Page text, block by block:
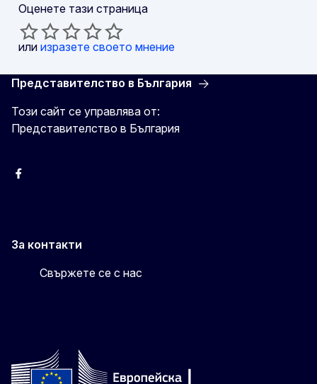
Оценете тази страница
или изразете своето мнение
Представителство в България
Този сайт се управлява от:
Представителство в България
Facebook
За контакти
Свържете се с нас